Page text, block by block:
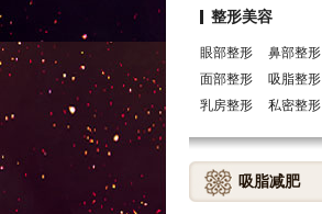
搜索词：
丰太阳穴
整形美容
眼部整形 鼻部整形
面部整形
吸脂整形
乳房整形
私密整形
吸脂减肥